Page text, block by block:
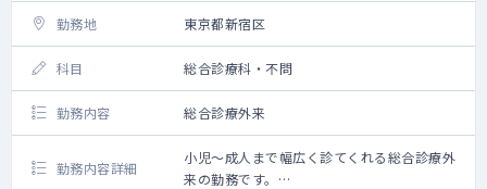
勤務地 東京都新宿区
科目 総合診療科・不問
勤務内容 総合診療外来
勤務内容詳細
小児～成人まで幅広く診てくれる総合診療外
来の勤務です。